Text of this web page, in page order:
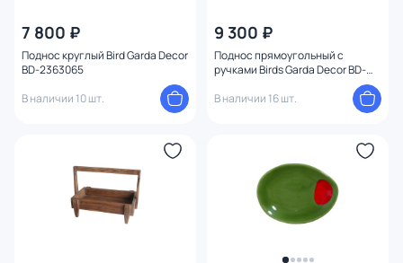
7 800 ₽
Поднос круглый Bird Garda Decor
BD-2363065
В наличии 10 шт.
9 300 ₽
Поднос прямоугольный с
ручками Birds Garda Decor BD-
В наличии 16 шт.